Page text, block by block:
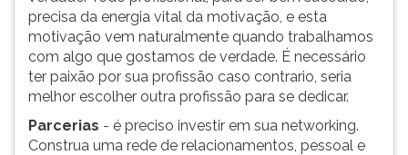
precisa da energia vital da motivação, e esta
motivação vem naturalmente quando trabalhamos
com algo que gostamos de verdade. É necessário
ter paixão por sua profissão caso contrario, seria
melhor escolher outra profissão para se dedicar.
Parcerias - é preciso investir em sua networking.
Construa uma rede de relacionamentos, pessoal e